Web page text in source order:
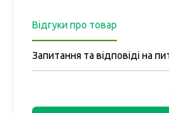
Відгуки про товар
Запитання та відповіді на